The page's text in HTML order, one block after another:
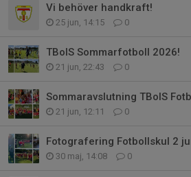
Vi behöver handkraft!
25 jun, 14:15 0
TBoIS Sommarfotboll 2026!
21 jun, 22:43 0
Sommaravslutning TBoIS
21 jun, 12:11 0
Fotografering Fotbollskul 2
30 maj, 14:08 0